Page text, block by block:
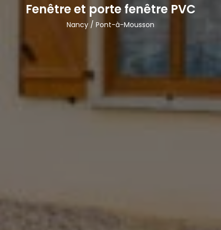
Fenêtre et porte fenêtre PVC
Nancy / Pont-à-Mousson